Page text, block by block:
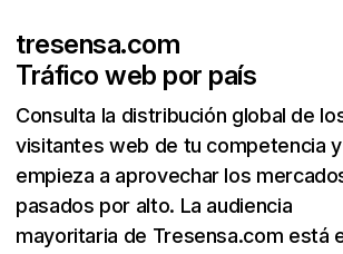
tresensa.com
Tráfico web por país
Consulta la distribución global de
visitantes web de tu competencia y
empieza a aprovechar los
pasados por alto. La audiencia
mayoritaria de Tresensa.com está